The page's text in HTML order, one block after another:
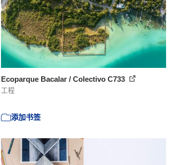
Ecoparque Bacalar / Colectivo C733
工程
添加书签